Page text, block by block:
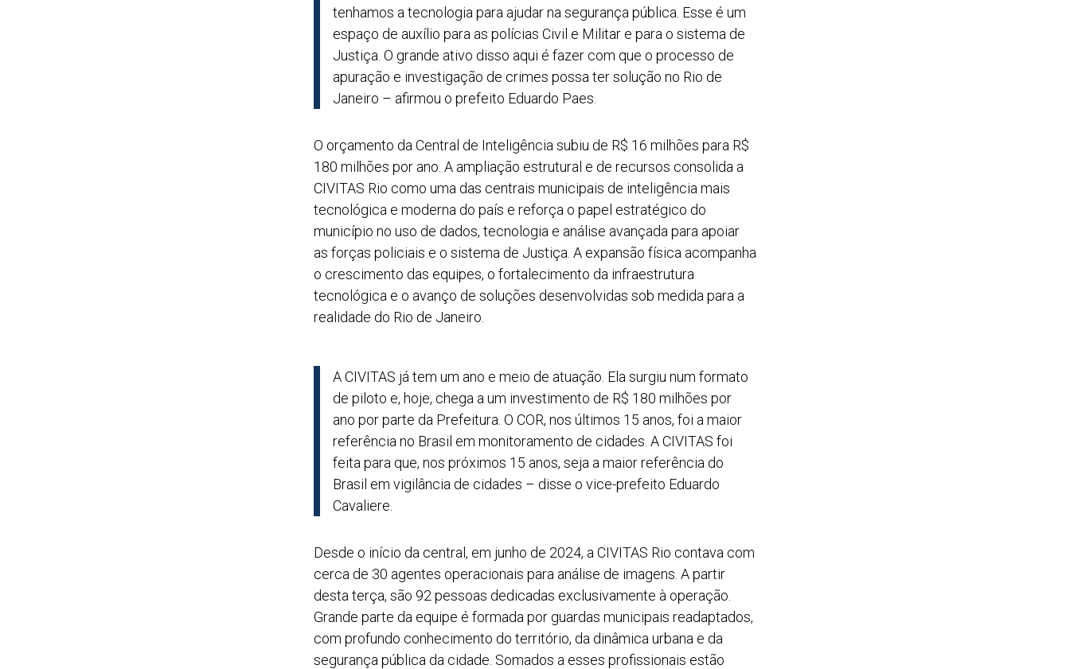
tenhamos a tecnologia para ajudar na segurança pública. Esse é um
espaço de auxílio para as polícias Civil e Militar e para o sistema de
Justiça. O grande ativo disso aqui é fazer com que o processo de
apuração e investigação de crimes possa ter solução no Rio de
Janeiro – afirmou o prefeito Eduardo Paes.
O orçamento da Central de Inteligência subiu de R$ 16 milhões para R$
180 milhões por ano. A ampliação estrutural e de recursos consolida a
CIVITAS Rio como uma das centrais municipais de inteligência mais
tecnológica e moderna do país e reforça o papel estratégico do
município no uso de dados, tecnologia e análise avançada para apoiar
as forças policiais e o sistema de Justiça. A expansão física acompanha
o crescimento das equipes, o fortalecimento da infraestrutura
tecnológica e o avanço de soluções desenvolvidas sob medida para a
realidade do Rio de Janeiro.
A CIVITAS já tem um ano e meio de atuação. Ela surgiu num formato
de piloto e, hoje, chega a um investimento de R$ 180 milhões por
ano por parte da Prefeitura. O COR, nos últimos 15 anos, foi a maior
referência no Brasil em monitoramento de cidades. A CIVITAS foi
feita para que, nos próximos 15 anos, seja a maior referência do
Brasil em vigilância de cidades – disse o vice-prefeito Eduardo
Cavaliere.
Desde o início da central, em junho de 2024, a CIVITAS Rio contava com
cerca de 30 agentes operacionais para análise de imagens. A partir
desta terça, são 92 pessoas dedicadas exclusivamente à operação.
Grande parte da equipe é formada por guardas municipais readaptados,
com profundo conhecimento do território, da dinâmica urbana e da
segurança pública da cidade. Somados a esses profissionais estão